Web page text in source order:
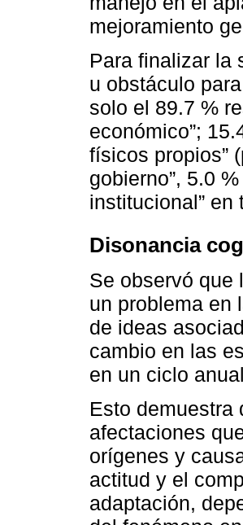
mejoramiento
Para finalizar la
u obstáculo
solo el 89.7 %
económico”;
físicos propios”
gobierno”, 5.0
institucional”
Disonancia
Se observó que
un problema en
de ideas
cambio en las
en un ciclo
Esto demuestra
afectaciones
orígenes y
actitud y el
adaptación,